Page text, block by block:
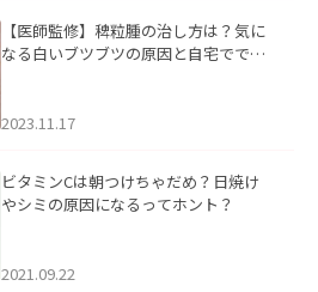
【医師監修】稗粒腫の治し方は？気に
なる白いブツブツの原因と自宅ででき
2023.11.17
ビタミンCは朝つけちゃだめ？日焼け
やシミの原因になるってホント？
2021.09.22